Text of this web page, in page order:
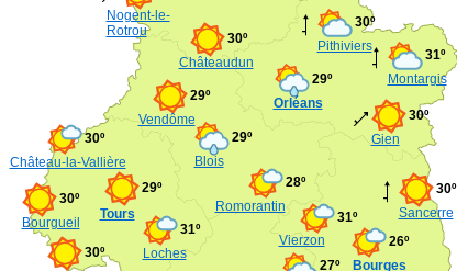
Orléans
29º
Tours
29º
Bourges
26º
Blois
29º
Vierzon
31º
Romorantin
28º
Vendôme
29º
Montargis
31º
Châteaudun
30º
Gien
30º
27º
Nogent-le-
Rotrou
Pithiviers
30º
Loches
31º
Bourgueil
30º
30º
Sancerre
30º
Château-la-Vallière
30º